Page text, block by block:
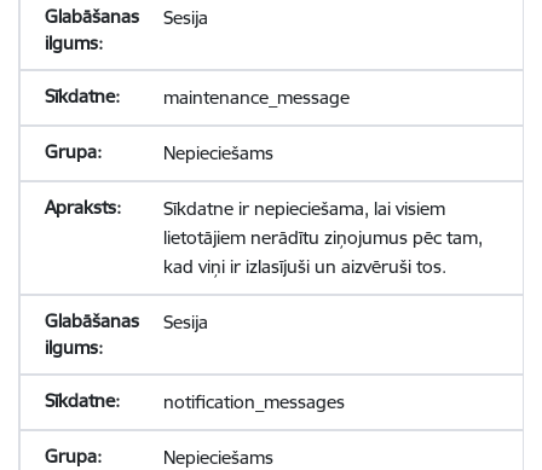
Sesija
maintenance_message
Nepieciešams
Sīkdatne ir nepieciešama, lai visiem
lietotājiem nerādītu ziņojumus pēc tam,
kad viņi ir izlasījuši un aizvēruši tos.
Sesija
notification_messages
Nepieciešams